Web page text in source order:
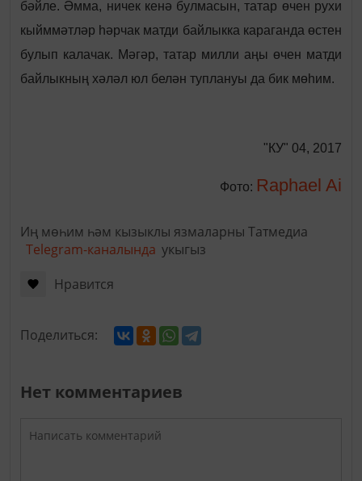
бәйле. Әмма, ничек кенә булмасын, татар өчен рухи
кыйммәтләр һәрчак матди байлыкка караганда өстен
булып калачак. Мәгәр, татар милли аңы өчен матди
байлыкның хәләл юл белән туплануы да бик мөһим.
"КУ" 04, 2017
Фото: Raphael Ai
Иң мөһим һәм кызыклы язмаларны Татмедиа
Telegram-каналында укыгыз
Нравится
Поделиться:
Нет комментариев